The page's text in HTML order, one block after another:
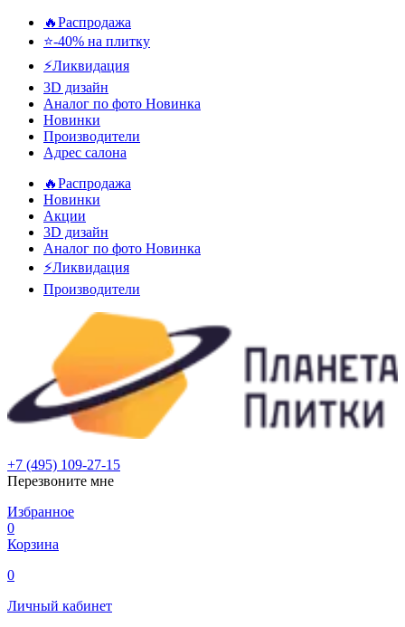
🔥Распродажа
⭐-40% на плитку
⚡️Ликвидация
3D дизайн
Аналог по фото Новинка
Новинки
Производители
Адрес салона
🔥Распродажа
Новинки
Акции
3D дизайн
Аналог по фото Новинка
⚡Ликвидация
Производители
+7 (495) 109-27-15
Перезвоните мне
Избранное
0
Корзина
0
Личный кабинет